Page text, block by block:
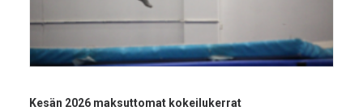
Kesän 2026 maksuttomat kokeilukerrat